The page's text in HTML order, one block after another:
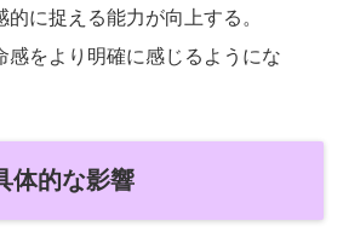
に捉える能力が向上する。
感をより明確に感じるようにな
体的な影響